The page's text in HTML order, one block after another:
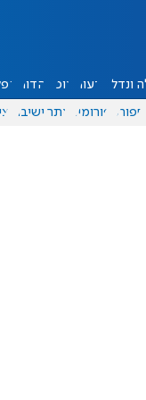
ונדל"ן דעות אוכל יהדות
ספורט פורומים אתר ישיבה